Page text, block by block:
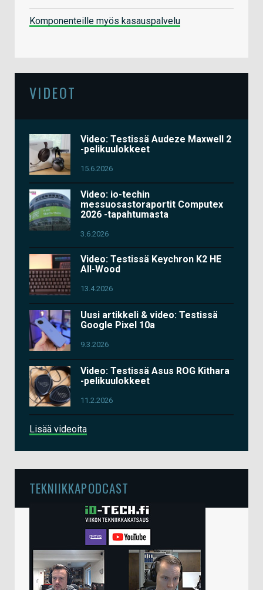
Komponenteille myös kasauspalvelu
VIDEOT
Video: Testissä Audeze Maxwell 2
-pelikuulokkeet
15.6.2026
Video: io-techin
messuosastoraportit Computex
2026 -tapahtumasta
3.6.2026
Video: Testissä Keychron K2 HE
All-Wood
13.4.2026
Uusi artikkeli & video: Testissä
Google Pixel 10a
9.3.2026
Video: Testissä Asus ROG Kithara
-pelikuulokkeet
11.2.2026
Lisää videoita
TEKNIIKKAPODCAST